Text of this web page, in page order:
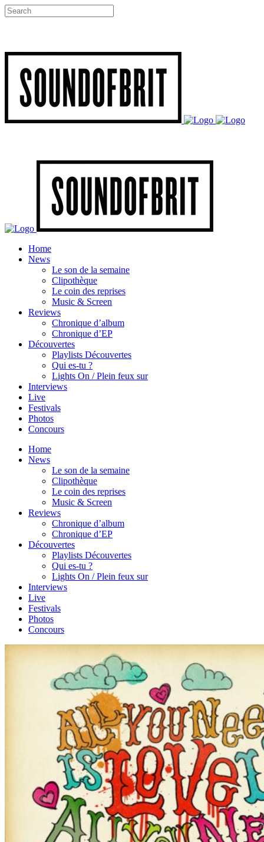
Home
News
Le son de la semaine
Clipothèque
Le coin des reprises
Music & Screen
Reviews
Chronique d’album
Chronique d’EP
Découvertes
Playlists Découvertes
Qui es-tu ?
Lights On / Plein feux sur
Interviews
Live
Festivals
Photos
Concours
Home
News
Le son de la semaine
Clipothèque
Le coin des reprises
Music & Screen
Reviews
Chronique d’album
Chronique d’EP
Découvertes
Playlists Découvertes
Qui es-tu ?
Lights On / Plein feux sur
Interviews
Live
Festivals
Photos
Concours